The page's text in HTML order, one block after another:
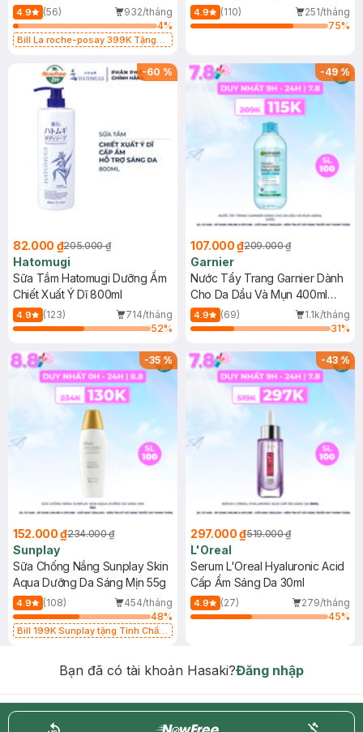
Dụng 40ml
4.9 (56)
932/tháng
4%
Bill La roche-posay 399K Tặng
(SL có hạn)
40ml
4.9 (110)
251/tháng
75%
-60 %
82.000 ₫205.000 ₫
Hatomugi
Sữa Tắm Hatomugi Dưỡng Ẩm
Chiết Xuất Ý Dĩ 800ml
4.9 (123)
714/tháng
52%
-49%
107.000 ₫209.000 ₫
Garnier
Nước Tẩy Trang Garnier Dành
Cho Da Dầu Và Mụn 400ml
(Mới)
4.9 (69)
1.1k/tháng
31%
-35%
152.000 ₫234.000 ₫
Sunplay
Sữa Chống Nắng Sunplay Skin
Aqua Dưỡng Da Sáng Mịn 55g
4.9 (108)
454/tháng
48%
Bill 199K Sunplay tặng Tinh Chất
-43%
297.000 ₫519.000 ₫
L'Oreal
Serum L'Oreal Hyaluronic Acid
Cấp Ẩm Sáng Da 30ml
4.9 (27)
279/tháng
45%
Bạn đã có tài khoản Hasaki?Đăng nhập